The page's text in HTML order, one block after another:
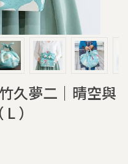
久夢二｜晴空與
）